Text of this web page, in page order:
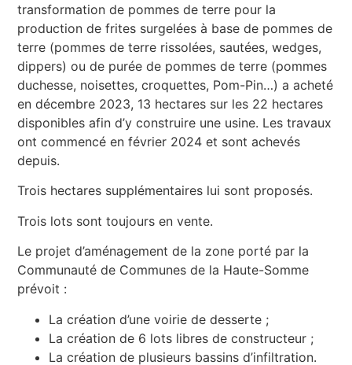
transformation de pommes de terre pour la
production de frites surgelées à base de pommes de
terre (pommes de terre rissolées, sautées, wedges,
dippers) ou de purée de pommes de terre (pommes
duchesse, noisettes, croquettes, Pom-Pin…) a acheté
en décembre 2023, 13 hectares sur les 22 hectares
disponibles afin d’y construire une usine. Les travaux
ont commencé en février 2024 et sont achevés
depuis.
Trois hectares supplémentaires lui sont proposés.
Trois lots sont toujours en vente.
Le projet d’aménagement de la zone porté par la
Communauté de Communes de la Haute-Somme
prévoit :
La création d’une voirie de desserte ;
La création de 6 lots libres de constructeur ;
La création de plusieurs bassins d’infiltration.